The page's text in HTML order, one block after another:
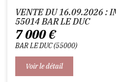
VENTE DU 16.09.2026 :
55014 BAR LE DUC
7 000 €
BAR LE DUC 55000
Voir le détail